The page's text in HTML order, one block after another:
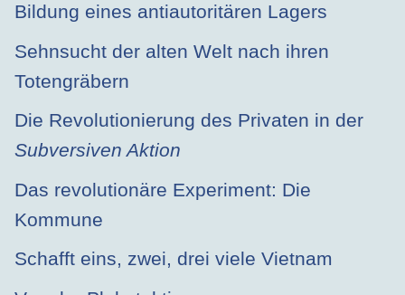
Bildung eines antiautoritären Lagers
Sehnsucht der alten Welt nach ihren
Totengräbern
Die Revolutionierung des Privaten in der
Subversiven Aktion
Das revolutionäre Experiment: Die
Kommune
Schafft eins, zwei, drei viele Vietnam